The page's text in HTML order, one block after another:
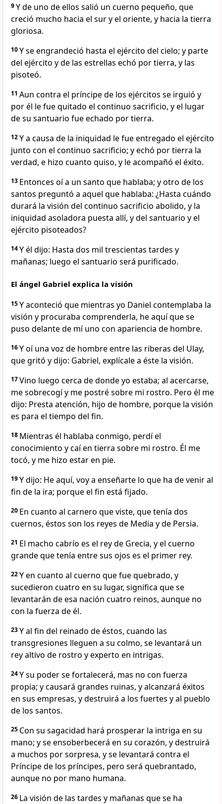
9Y de uno de ellos salió un cuerno pequeño, que
creció mucho hacia el sur y el oriente, y hacia la tierra
gloriosa.
10Y se engrandeció hasta el ejército del cielo; y parte
del ejército y de las estrellas echó por tierra, y las
pisoteó.
11 Aun contra el príncipe de los ejércitos se irguió y
por él le fue quitado el continuo sacrificio, y el lugar
de su santuario fue echado por tierra.
12Y a causa de la iniquidad le fue entregado el ejército
junto con el continuo sacrificio; y echó por tierra la
verdad, e hizo cuanto quiso, y le acompañó el éxito.
13 Entonces oí a un santo que hablaba; y otro de los
santos preguntó a aquel que hablaba: ¿Hasta cuándo
durará la visión del continuo sacrificio abolido, y la
iniquidad asoladora puesta allí, y del santuario y el
ejército pisoteados?
14Y él dijo: Hasta dos mil trescientas tardes y
mañanas; luego el santuario será purificado.
El ángel Gabriel explica la visión
15Y aconteció que mientras yo Daniel contemplaba la
visión y procuraba comprenderla, he aquí que se
puso delante de mí uno con apariencia de hombre.
16Y oí una voz de hombre entre las riberas del Ulay,
que gritó y dijo: Gabriel, explícale a éste la visión.
17Vino luego cerca de donde yo estaba; al acercarse,
me sobrecogí y me postré sobre mi rostro. Pero él me
dijo: Presta atención, hijo de hombre, porque la visión
es para el tiempo del fin.
18 Mientras él hablaba conmigo, perdí el
conocimiento y caí en tierra sobre mi rostro. Él me
tocó, y me hizo estar en pie.
19Y dijo: He aquí, voy a enseñarte lo que ha de venir al
fin de la ira; porque el fin está fijado.
20 En cuanto al carnero que viste, que tenía dos
cuernos, éstos son los reyes de Media y de Persia.
21 El macho cabrío es el rey de Grecia, y el cuerno
grande que tenía entre sus ojos es el primer rey.
22Y en cuanto al cuerno que fue quebrado, y
sucedieron cuatro en su lugar, significa que se
levantarán de esa nación cuatro reinos, aunque no
con la fuerza de él.
23Y al fin del reinado de éstos, cuando las
transgresiones lleguen a su colmo, se levantará un
rey altivo de rostro y experto en intrigas.
24Y su poder se fortalecerá, mas no con fuerza
propia; y causará grandes ruinas, y alcanzará éxitos
en sus empresas, y destruirá a los fuertes y al pueblo
de los santos.
25 Con su sagacidad hará prosperar la intriga en su
mano; y se ensoberbecerá en su corazón, y destruirá
a muchos por sorpresa, y se levantará contra el
Príncipe de los príncipes, pero será quebrantado,
aunque no por mano humana.
26 La visión de las tardes y mañanas que se ha